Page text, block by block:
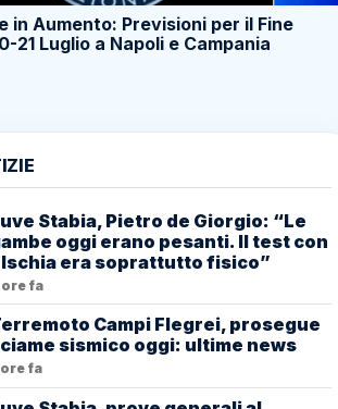
in Aumento: Previsioni per il Fine
21 Luglio a Napoli e Campania
Stabia, Pietro de Giorgio: “Le
oggi erano pesanti. Il test con
era soprattutto fisico”
ore fa
Campi Flegrei, prosegue
sismico oggi: ultime news
ore fa